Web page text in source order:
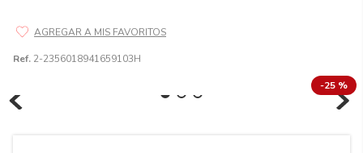
Ref. 2-2356018941659103H
-25 %
7 245